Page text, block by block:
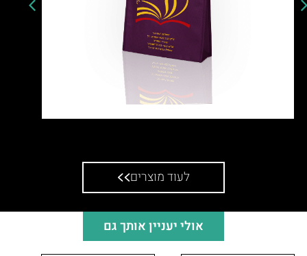
לעוד מוצרים
אולי יעניין אותך גם